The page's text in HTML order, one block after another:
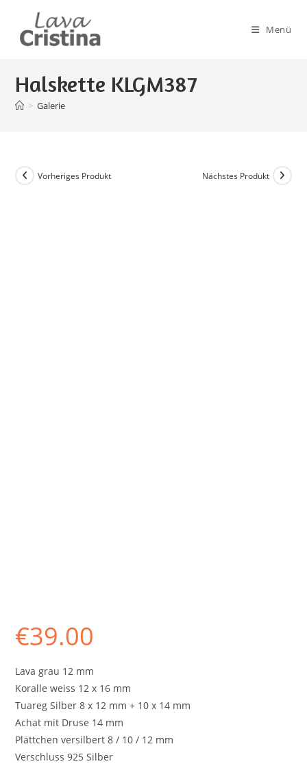
springen
Menü
Halskette KLGM387
> Galerie
Vorheriges Produkt Nächstes Produkt
€39.00
Lava grau 12 mm
Koralle weiss 12 x 16 mm
Tuareg Silber 8 x 12 mm + 10 x 14 mm
Achat mit Druse 14 mm
Plättchen versilbert 8 / 10 / 12 mm
Verschluss 925 Silber